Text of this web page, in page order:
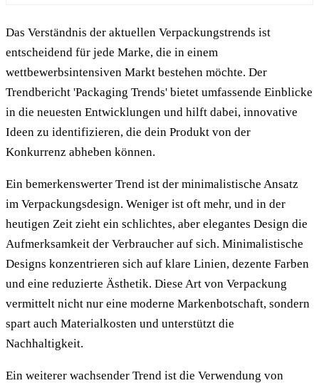
Das Verständnis der aktuellen Verpackungstrends ist
entscheidend für jede Marke, die in einem
wettbewerbsintensiven Markt bestehen möchte. Der
Trendbericht 'Packaging Trends' bietet umfassende Einblicke
in die neuesten Entwicklungen und hilft dabei, innovative
Ideen zu identifizieren, die dein Produkt von der
Konkurrenz abheben können.
Ein bemerkenswerter Trend ist der minimalistische Ansatz
im Verpackungsdesign. Weniger ist oft mehr, und in der
heutigen Zeit zieht ein schlichtes, aber elegantes Design die
Aufmerksamkeit der Verbraucher auf sich. Minimalistische
Designs konzentrieren sich auf klare Linien, dezente Farben
und eine reduzierte Ästhetik. Diese Art von Verpackung
vermittelt nicht nur eine moderne Markenbotschaft, sondern
spart auch Materialkosten und unterstützt die
Nachhaltigkeit.
Ein weiterer wachsender Trend ist die Verwendung von